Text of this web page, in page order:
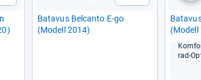
Bata­vus Bel­canto E-​go
(Modell 2014)
(Modell
rad-​